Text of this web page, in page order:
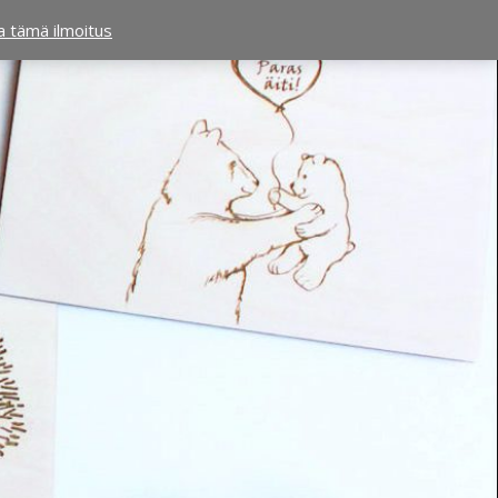
tämä ilmoitus